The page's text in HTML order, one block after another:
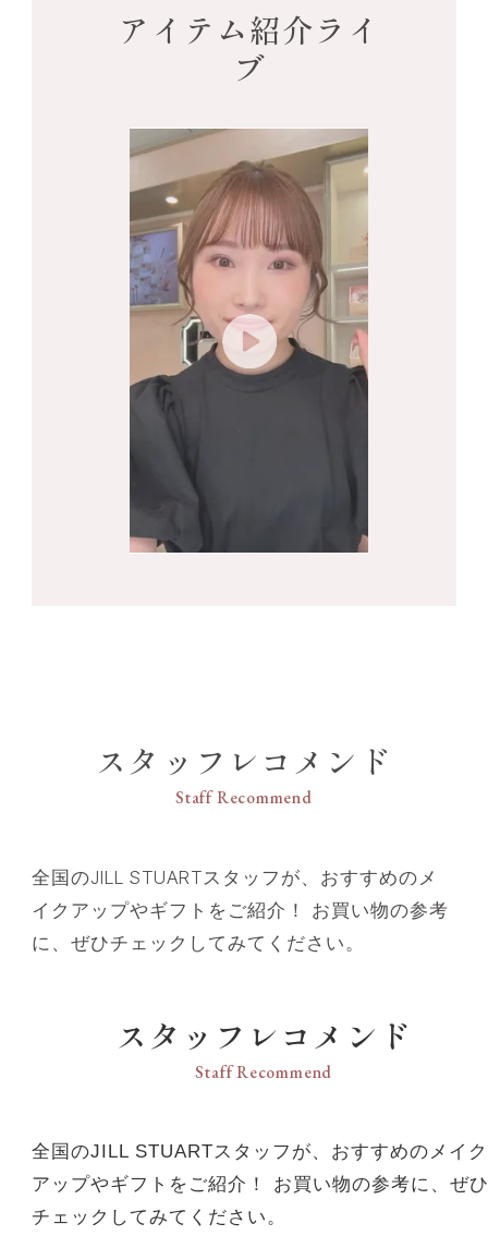
アイテム紹介ライ
ブ
スタッフレコメンド
Staff Recommend
全国のJILL STUARTスタッフが、おすすめのメ
イクアップやギフトをご紹介！ お買い物の参考
に、ぜひチェックしてみてください。
スタッフレコメンド
Staff Recommend
全国のJILL STUARTスタッフが、おすすめのメイク
アップやギフトをご紹介！ お買い物の参考に、ぜひ
チェックしてみてください。